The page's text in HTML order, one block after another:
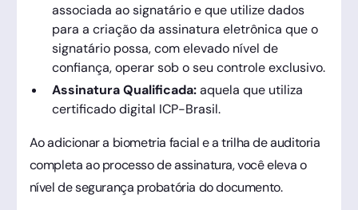
associada ao signatário e que utilize dados
para a criação da assinatura eletrônica que o
signatário possa, com elevado nível de
confiança, operar sob o seu controle exclusivo.
Assinatura Qualificada:aquela que utiliza
certificado digital ICP-Brasil.
Ao adicionar a biometria facial e a trilha de auditoria
completa ao processo de assinatura, você eleva o
nível de segurança probatória do documento.